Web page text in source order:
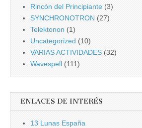
Rincón del Principiante (3)
SYNCHRONOTRON (27)
Telektonon (1)
Uncategorized (10)
VARIAS ACTIVIDADES (32)
Wavespell (111)
ENLACES DE INTERÉS
13 Lunas España